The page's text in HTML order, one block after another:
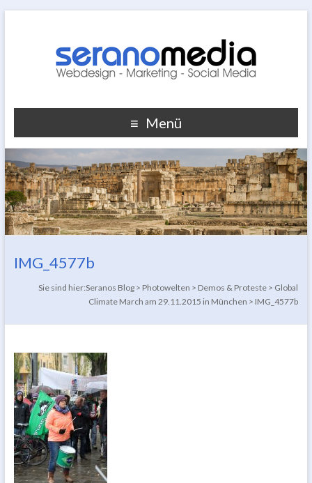
Menü
IMG_4577b
Sie sind hier:Seranos Blog > Photowelten > Demos & Proteste > Global
Climate March am 29.11.2015 in München > IMG_4577b